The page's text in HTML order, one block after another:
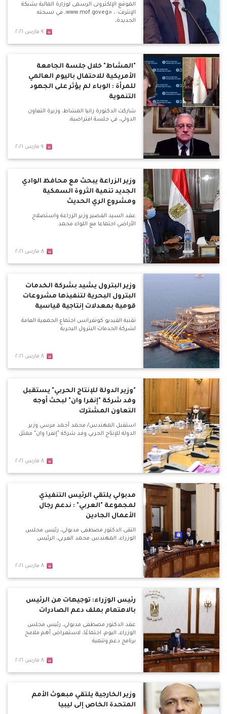
الموقع الإلكترونى الرسمى لوزارة المالية بشبكة
الإنترنت: ، «www.mof.gov.eg، في نسخته
الجديدة،
٩ مارس ٢٠٢١
"المشاط" خلال جلسة الجامعة
الأمريكية للاحتفال باليوم العالمي
للمرأة : الوباء لم يؤثر على الجهود
التنموية
شاركت الدكتورة رانيا المشاط، وزيرة التعاون
الدولي، في جلسة افتراضية،
٩ مارس ٢٠٢١
وزير الزراعة يبحث مع محافظ الوادي
الجديد تنمية الثروة السمكية
ومشروع الري الحديث
عقد السيد القصير وزير الزراعة واستصلاح
الأراضي اجتماعا مع اللواء محمد
٨ مارس ٢٠٢١
وزير البترول يشيد بشركة الخدمات
البترول البحرية لتنفيذها مشروعات
قومية بمعدلات إنتاجية قياسية
تقنية الفيديو كونفرانس اجتماع الجمعية العامة
لشركة الخدمات البترول البحرية
٨ مارس ٢٠٢١
"وزير الدولة للإنتاج الحربي" يستقبل
وفد شركة "إنفرا وان" لبحث أوجه
التعاون المشترك
استقبل المهندس/ محمد أحمد مرسي وزير
الدولة للإنتاج الحربي وفد شركة "إنفرا وان" ممثل
٨ مارس ٢٠٢١
مدبولي يلتقي الرئيس التنفيذي
لمجموعة "العربي" : ندعم رجال
الأعمال الجادين
التقى الدكتور مصطفى مدبولي، رئيس مجلس
الوزراء، المهندس محمد العربي، الرئيس
٨ مارس ٢٠٢١
رئيس الوزراء: توجيهات من الرئيس
بالاهتمام بملف دعم الصادرات
عقد الدكتور مصطفى مدبولي، رئيس مجلس
الوزراء، اليوم، اجتماعًا، لاستعراض أهم ملامح
برنامج دعم وتنمية
٨ مارس ٢٠٢١
وزير الخارجية يلتقي مبعوث الأمم
المتحدة الخاص إلى ليبيا